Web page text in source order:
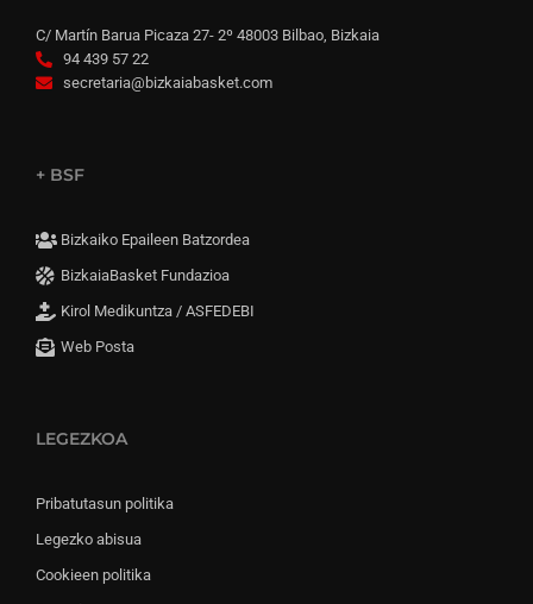
C/ Martín Barua Picaza 27- 2º 48003 Bilbao, Bizkaia
94 439 57 22
secretaria@bizkaiabasket.com
+ BSF
Bizkaiko Epaileen Batzordea
BizkaiaBasket Fundazioa
Kirol Medikuntza / ASFEDEBI
Web Posta
LEGEZKOA
Pribatutasun politika
Legezko abisua
Cookieen politika